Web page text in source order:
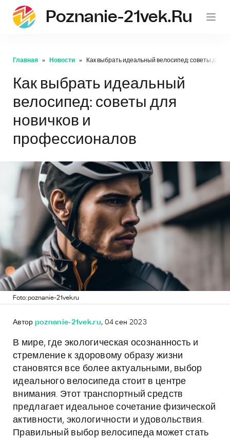
Poznanie-21vek.ru
Главная Новости Как выбрать идеальный велосипед: советы для
Как выбрать идеальный
велосипед: советы для
новичков и
профессионалов
Foto: poznanie-21vek.ru
Автор poznanie-21vek.ru, 04 сен 2023
В мире, где экологическая осознанность и
стремление к здоровому образу жизни
становятся все более актуальными, выбор
идеального велосипеда стоит в центре
внимания. Этот транспортный средств
предлагает идеальное сочетание физической
активности, экологичности и удовольствия.
Правильный выбор велосипеда может стать